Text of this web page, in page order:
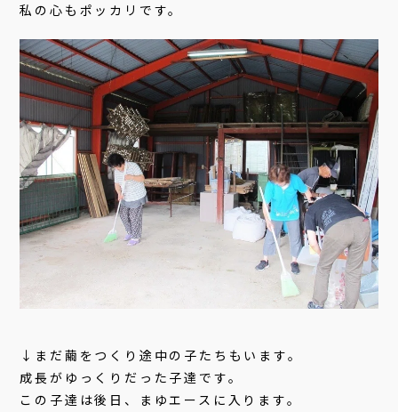
私の心もポッカリです。
↓まだ繭をつくり途中の子たちもいます。
成長がゆっくりだった子達です。
この子達は後日、まゆエースに入ります。